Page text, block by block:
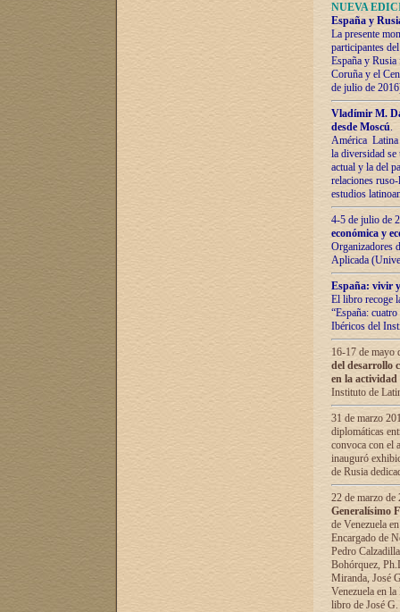
NUEVA
España y
La presente
participantes
España y
Coruña y el
de julio de
Vladímir М.
desde Moscú.
América Latina
la diversidad
actual у lа del
relaciones
estudios
4-5 de julio de
económica y
Organizadores
Aplicada
España: vivir
El libro recoge
“España:
Ibéricos del
16-17 de mayo
del desarrollo
en la
Instituto de
31 de marzo
diplomáticas
convoca con el
inauguró
de Rusia
22 de marzo
Generalísimo
de Venezuela
Encargado de
Pedro
Bohórquez,
Miranda, José
Venezuela en
libro de José